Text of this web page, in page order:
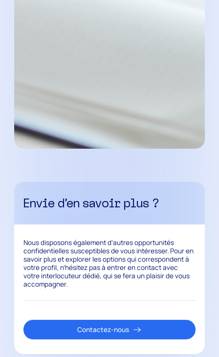
Envie d’en savoir plus ?
Nous disposons également d’autres opportunités
confidentielles susceptibles de vous intéresser. Pour en
savoir plus et explorer les options qui correspondent à
votre profil, n’hésitez pas à entrer en contact avec
votre interlocuteur dédié, qui se fera un plaisir de vous
accompagner.
Contactez-nous